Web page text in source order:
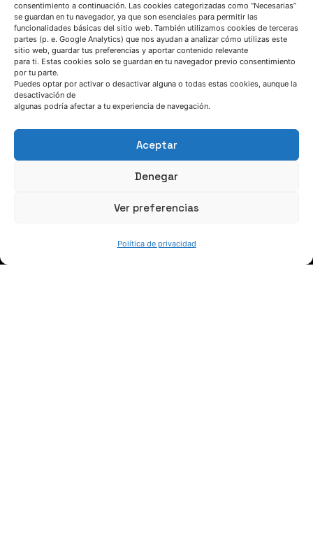
consentimiento a continuación. Las cookies categorizadas como “Necesarias”
se guardan en tu navegador, ya que son esenciales para permitir las
funcionalidades básicas del sitio web. También utilizamos cookies de terceras
partes (p. e. Google Analytics) que nos ayudan a analizar cómo utilizas este
sitio web, guardar tus preferencias y aportar contenido relevante
para ti. Estas cookies solo se guardan en tu navegador previo consentimiento
por tu parte.
Puedes optar por activar o desactivar alguna o todas estas cookies, aunque la
desactivación de
algunas podría afectar a tu experiencia de navegación.
Aceptar
Denegar
Ver preferencias
Política de privacidad
HABLEMOS